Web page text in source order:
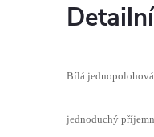
Bílá
jednoduchý